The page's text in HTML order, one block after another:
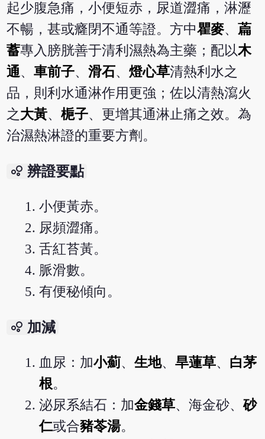
起少腹急痛，小便短赤，尿道澀痛，淋瀝
不暢，甚或癃閉不通等證。方中瞿麥、萹
蓄專入膀胱善于清利濕熱為主藥；配以木
通、車前子、滑石、燈心草清熱利水之
品，則利水通淋作用更強；佐以清熱瀉火
之大黃、梔子、更增其通淋止痛之效。為
治濕熱淋證的重要方劑。
bubble_chart 辨證要點
小便黃赤。
尿頻澀痛。
舌紅苔黃。
脈滑數。
有便秘傾向。
bubble_chart 加減
血尿：加小薊、生地、旱蓮草、 白茅
根。
泌尿系結石：加金錢草、海金砂、砂
仁或合豬苓湯。